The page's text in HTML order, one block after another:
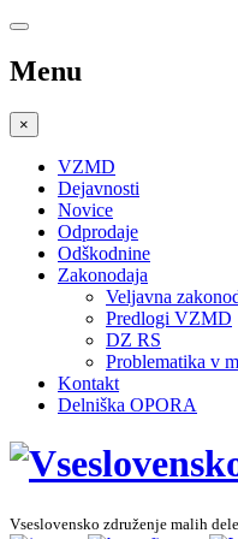
Menu
×
VZMD
Dejavnosti
Novice
Odprodaje
Odškodnine
Zakonodaja
Veljavna
Predlogi VZMD
DZ RS
Problematika v
Kontakt
Delniška OPORA
Vseslovensko združenje malih